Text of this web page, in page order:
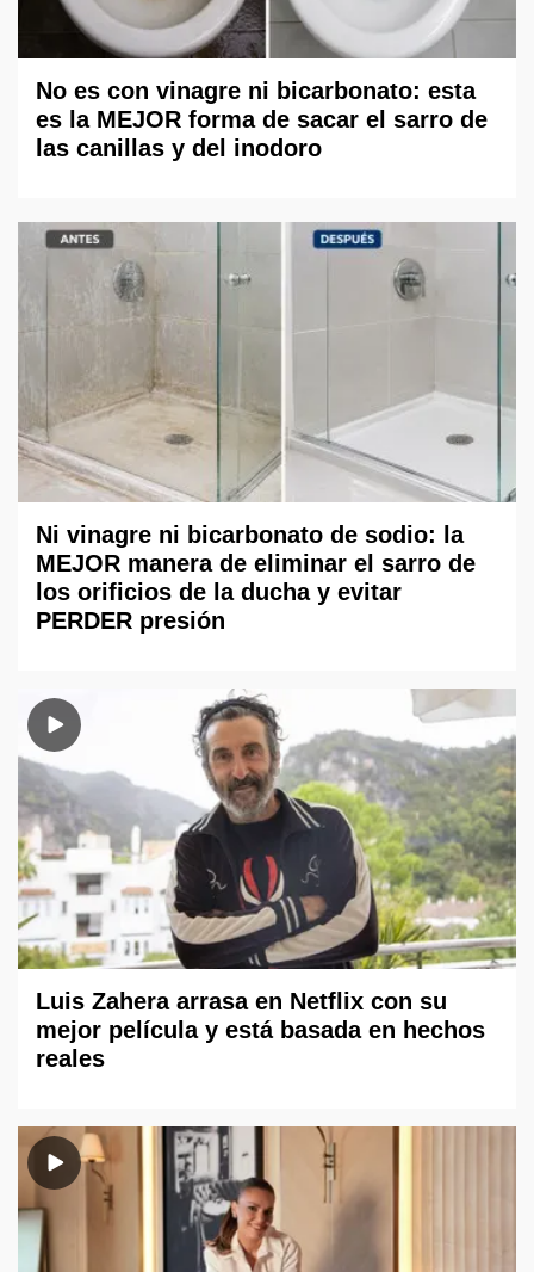
No es con vinagre ni bicarbonato: esta
es la MEJOR forma de sacar el sarro de
las canillas y del inodoro
Ni vinagre ni bicarbonato de sodio: la
MEJOR manera de eliminar el sarro de
los orificios de la ducha y evitar
PERDER presión
Luis Zahera arrasa en Netflix con su
mejor película y está basada en hechos
reales